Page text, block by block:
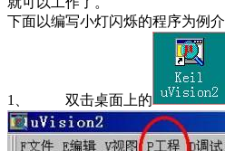
下面以编写小灯闪烁的程序为例
1、 双击桌面上的